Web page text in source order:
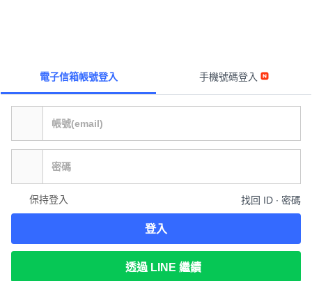
電子信箱帳號登入 手機號碼登入
保持登入 找回 ID ∙ 密碼
登入
透過 LINE 繼續